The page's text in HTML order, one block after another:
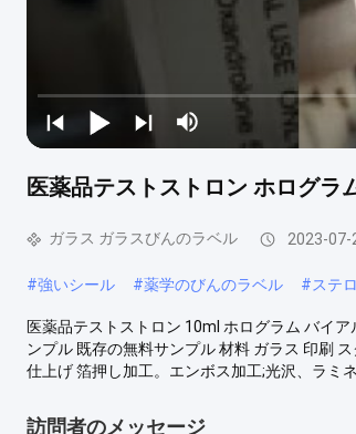
医薬品テストストロン ホログラ
ガラス ガラスびんのラベル 2023-07-
#強いシール #薬学のびんのラベル #ステ
医薬品テストストロン 10ml ホログラム バイ
ンプル 既存の無料サンプル 材料 ガラス 印刷
仕上げ 箔押し加工。エンボス加工;光沢、ラミ
訪問者のメッセージ